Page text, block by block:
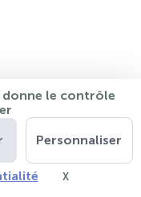
donne le contrôle
Personnaliser
XMasquer le